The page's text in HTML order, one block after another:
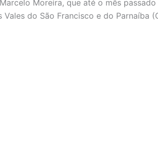
Moreira, que até o mês
do São Francisco e do Parnaíba